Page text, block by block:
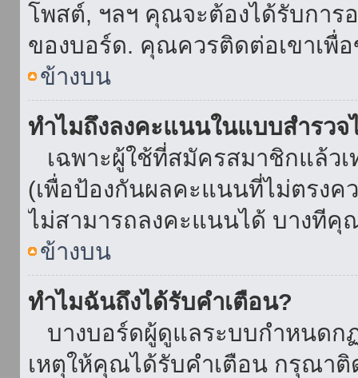
โพสต์, ฯลฯ คุณจะต้องได้รับการ
ของบอร์ด. คุณควรติดต่อเขาเพื่
ข้างบน
ทำไมถึงลงคะแนนในแบบสำรวจ
เฉพาะผู้ใช้ที่สมัครสมาชิกแล้ว
(เพื่อป้องกันผลคะแนนที่ไม่ตรง
ไม่สามารถลงคะแนนได้ บางที
ข้างบน
ทำไมฉันถึงได้รับคำเตือน?
บางบอร์ดผู้ดูแลระบบกำหนดก
เหตุให้คุณได้รับคำเตือน กรุณา